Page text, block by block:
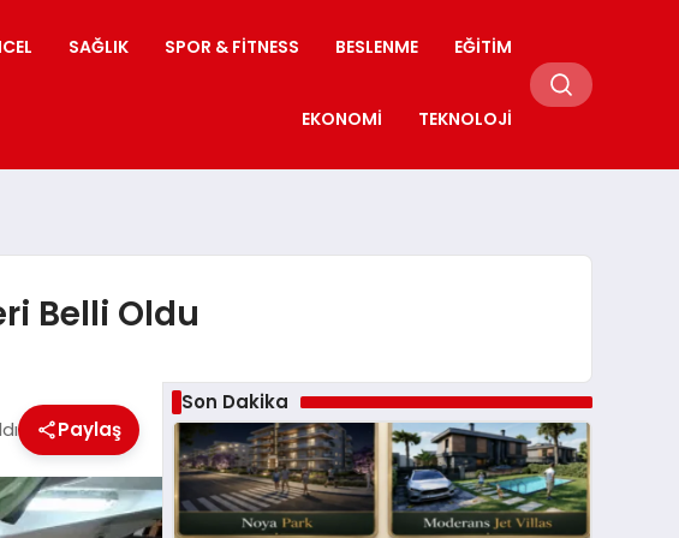
SAĞLIK SPOR & FITNESS BESLENME EĞITIM
EKONOMI TEKNOLOJI
Belli Oldu
Paylaş
Son Dakika